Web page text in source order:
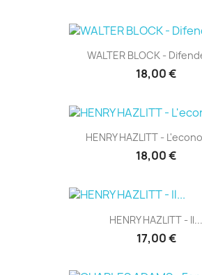
WALTER BLOCK -
18,00 €
HENRY HAZLITT -
18,00 €
HENRY HAZLITT - Il...
17,00 €